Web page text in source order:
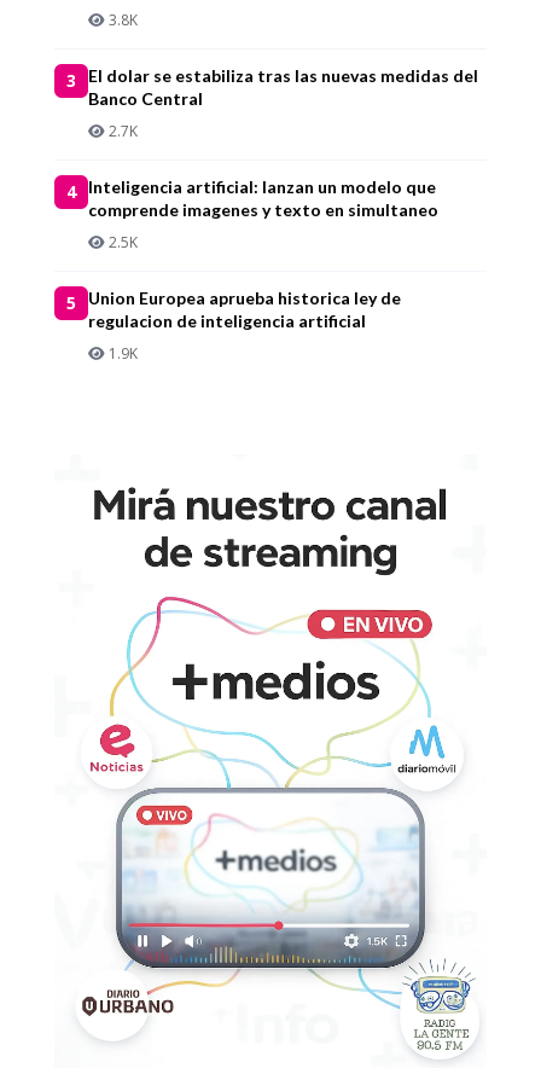
3.8K
3
El dolar se estabiliza tras las nuevas medidas del
Banco Central
2.7K
4
Inteligencia artificial: lanzan un modelo que
comprende imagenes y texto en simultaneo
2.5K
5
Union Europea aprueba historica ley de
regulacion de inteligencia artificial
1.9K